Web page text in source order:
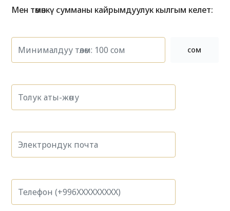
Мен төмөнкү сумманы кайрымдуулук кылгым келет:
сом